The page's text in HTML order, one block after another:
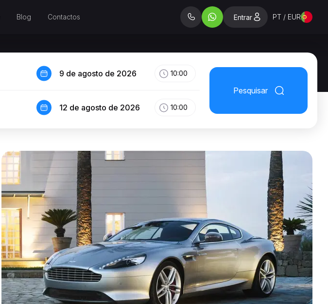
Blog Contactos Entrar PT / EUR
9 de agosto de 2026 10:00
12 de agosto de 2026 10:00
Pesquisar